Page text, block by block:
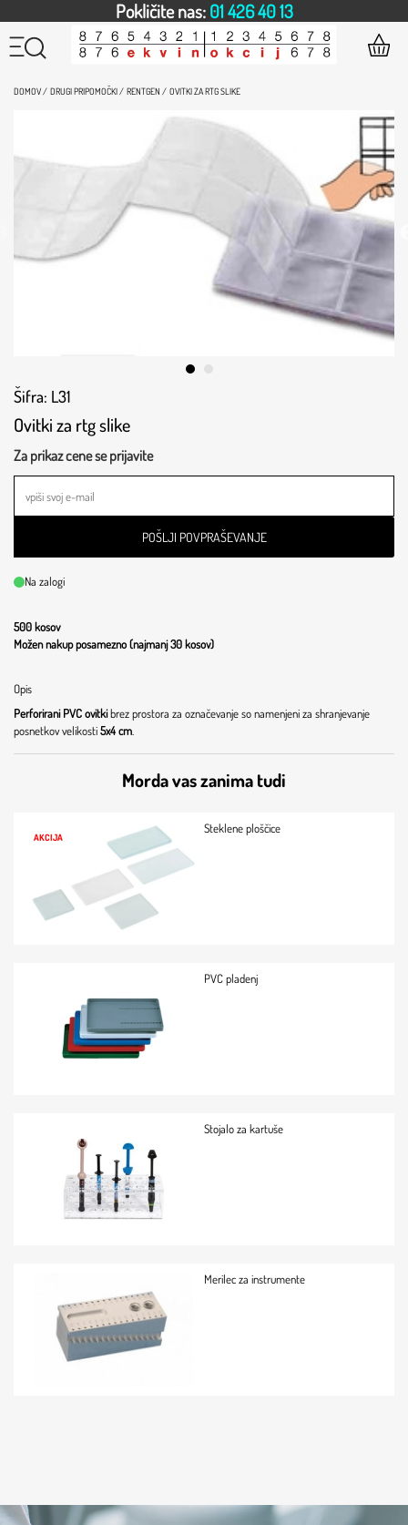
Pokličite nas:01 426 40 13
DOMOV / DRUGI PRIPOMOČKI / RENTGEN / OVITKI ZA RTG SLIKE
Šifra: L31
Ovitki za rtg slike
Za prikaz cene se prijavite
POŠLJI POVPRAŠEVANJE
Na zalogi
500 kosov
Možen nakup posamezno (najmanj 30 kosov)
Opis
Perforirani PVC ovitkibrez prostora za označevanje so namenjeni za shranjevanje
posnetkov velikosti5x4 cm
Morda vas zanima tudi
AKCIJA
Steklene ploščice
PVC pladenj
Stojalo za kartuše
Merilec za instrumente